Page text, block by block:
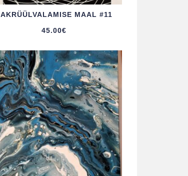
AKRÜÜL­VALAMISE MAAL #11
45.00€